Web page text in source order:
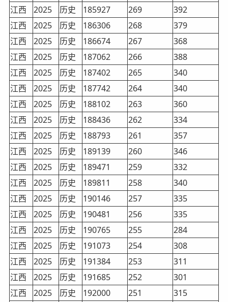
江西
2025 历史 185927 269
392
江西
2025 历史 186306 268
379
江西
2025 历史 186674 267
368
江西
2025 历史 187062 266
388
江西
2025 历史 187402 265
340
江西
2025 历史 187742 264
340
江西
2025 历史 188102 263
360
江西
2025 历史 188436 262
334
江西
2025 历史 188793 261
357
江西
2025 历史 189139 260
346
江西
2025 历史 189471 259
332
江西
2025 历史 189811 258
340
江西
2025 历史 190146 257
335
江西
2025 历史 190481 256
335
江西
2025 历史 190765 255
284
江西
2025 历史 191073 254
308
江西
2025 历史 191384 253
311
江西
2025 历史 191685 252
301
江西
2025 历史 192000 251
315